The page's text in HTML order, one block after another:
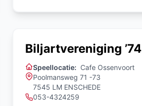
Biljartvereniging ’74
Speellocatie: Cafe Ossenvoort
Poolmansweg 71 -73
7545 LM ENSCHEDE
053-4324259